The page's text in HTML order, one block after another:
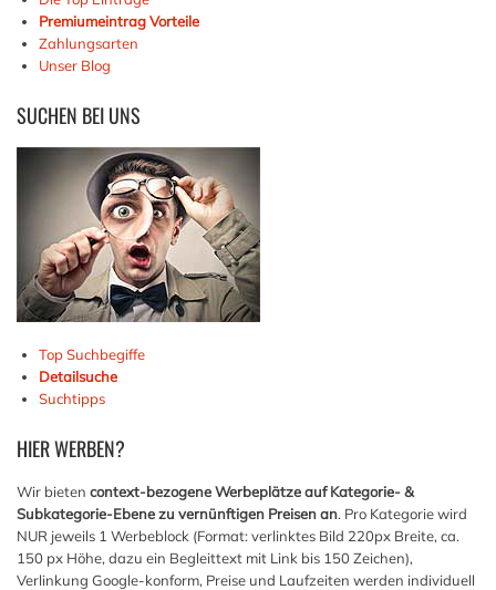
Premiumeintrag Vorteile
Zahlungsarten
Unser Blog
SUCHEN BEI UNS
Top Suchbegiffe
Detailsuche
Suchtipps
HIERWERBEN?
Wir bieten context-bezogene Werbeplätze auf Kategorie- &
Subkategorie-Ebene zu vernünftigen Preisen an. Pro Kategorie wird
NUR jeweils 1 Werbeblock (Format: verlinktes Bild 220px Breite, ca.
150 px Höhe, dazu ein Begleittext mit Link bis 150 Zeichen),
Verlinkung Google-konform, Preise und Laufzeiten werden individuell